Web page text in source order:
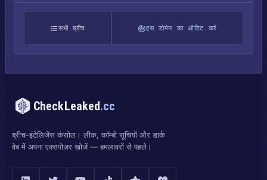
सभी ब्रीच इस डोमेन का ऑडिट करें
CheckLeaked.cc
ब्रीच-इंटेलिजेंस कंसोल। लीक, कॉम्बो सूचियों और डार्क
वेब में अपना एक्सपोज़र खोजें — हमलावरों से पहले।